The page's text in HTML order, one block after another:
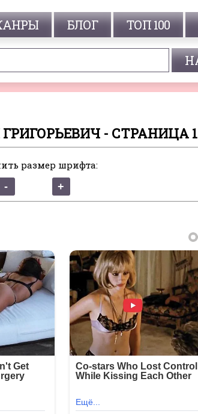
БЛОГ ТОП 100
- СТРАНИЦА 1
размер шрифта: